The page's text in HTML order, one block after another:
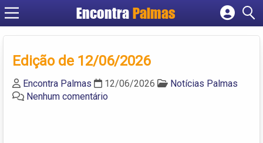
Encontra Palmas
Cadastrar empresa
Criar conta
Edição de 12/06/2026
Encontra Palmas 12/06/2026
Notícias Palmas
Nenhum comentário